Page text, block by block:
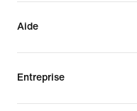
Aide
Entreprise